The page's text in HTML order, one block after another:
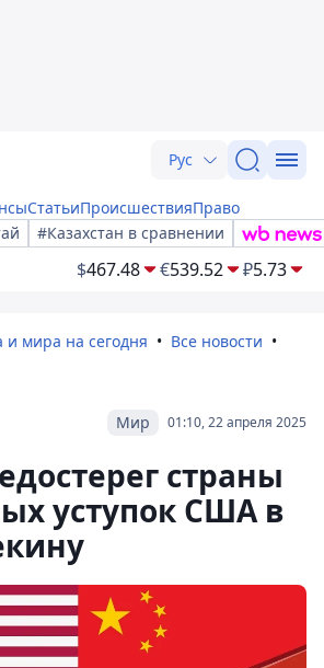
Рус
СтатьиПроисшествияПраво
#Казахстан в сравнении
$467.48 €539.52 ₽5.73
и мира на сегодня
Все новости
01:10, 22 апреля 2025
Мир
страны
уступок США в